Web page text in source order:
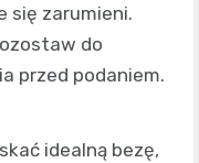
się zarumieni.
do
przed podaniem.
idealną bezę,